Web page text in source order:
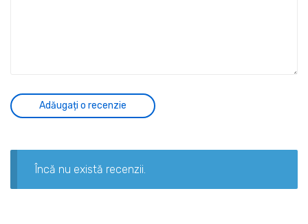
Încă nu există recenzii.